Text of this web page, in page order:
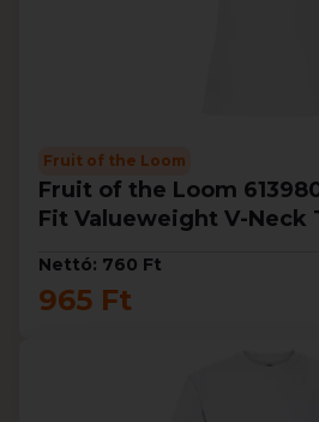
Fruit of the Loom
Fruit of the Loom
Fit Valueweight V-Neck
Nettó: 760 Ft
965 Ft